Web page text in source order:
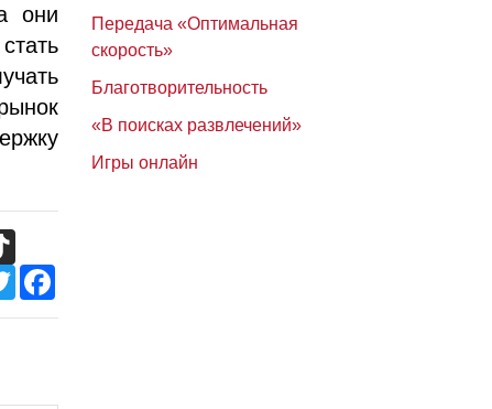
они
TikTok
TwitterFacebook
Передача «Оптимальная
скорость»
Благотворительность
«В поисках развлечений»
Игры онлайн